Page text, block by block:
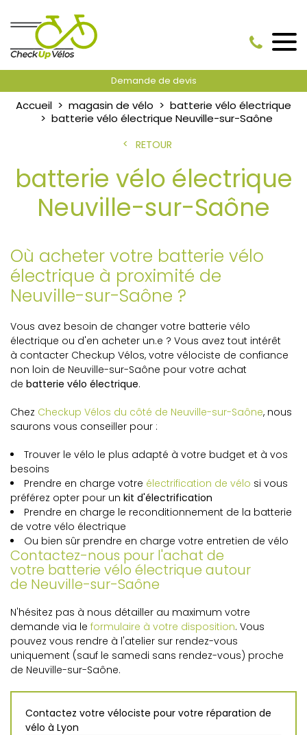
Demande de devis
Accueil magasin de vélo
batterie vélo électrique
batterie vélo électrique Neuville-sur-Saône
RETOUR
batterie vélo électrique
Neuville-sur-Saône
Où acheter votre batterie vélo
électrique à proximité de
Neuville-sur-Saône ?
Vous avez besoin de changer votre batterie vélo
électrique ou d'en acheter un.e ? Vous avez tout intérêt
à contacter Checkup Vélos, votre vélociste de confiance
non loin de Neuville-sur-Saône pour votre achat
de batterie vélo électrique.
Chez Checkup Vélos du côté de Neuville-sur-Saône, nous
saurons vous conseiller pour :
Trouver le vélo le plus adapté à votre budget et à vos
besoins
Prendre en charge votre électrification de vélo si vous
préférez opter pour un kit d'électrification
Prendre en charge le reconditionnement de la batterie
de votre vélo électrique
Ou bien sûr prendre en charge votre entretien de vélo
Contactez-nous pour l'achat de
votre batterie vélo électrique autour
de Neuville-sur-Saône
N'hésitez pas à nous détailler au maximum votre
demande via le formulaire à votre disposition. Vous
pouvez vous rendre à l'atelier sur rendez-vous
uniquement (sauf le samedi sans rendez-vous) proche
de Neuville-sur-Saône.
Contactez votre vélociste pour votre réparation de
vélo à Lyon